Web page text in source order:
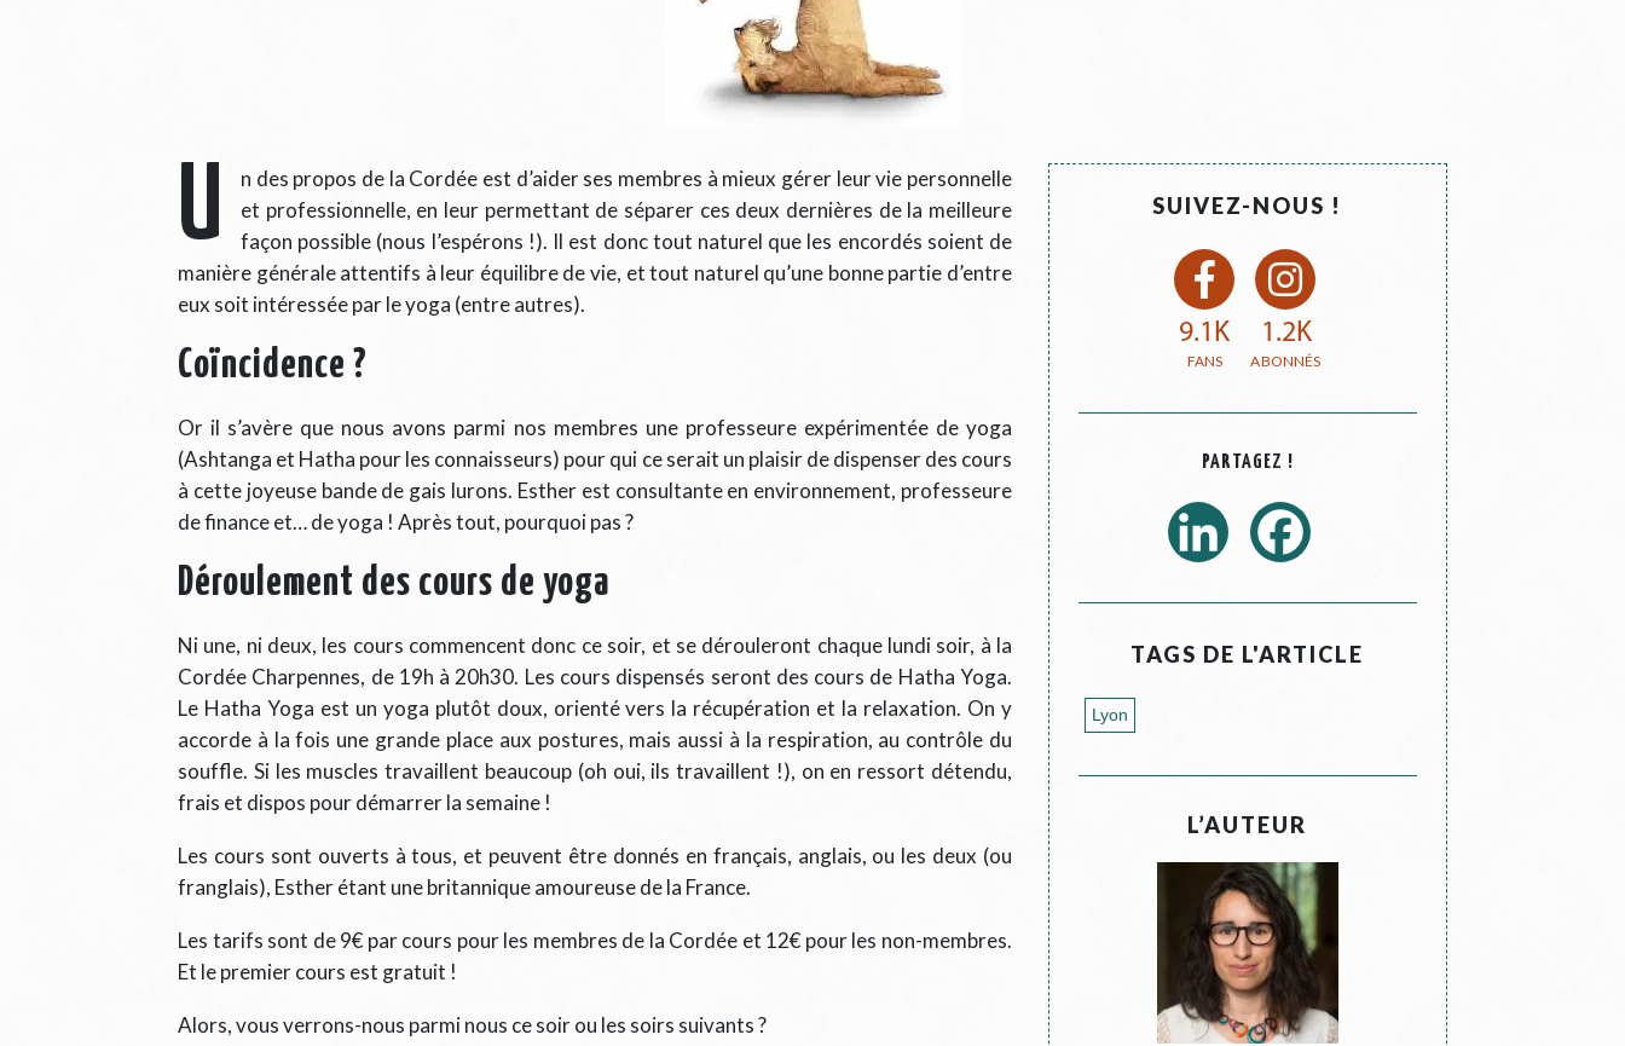
U
n des propos de la Cordée est d’aider ses membres à mieux gérer leur vie personnelle
et professionnelle, en leur permettant de séparer ces deux dernières de la meilleure
façon possible (nous l’espérons !). Il est donc tout naturel que les encordés soient de
manière générale attentifs à leur équilibre de vie, et tout naturel qu’une bonne partie d’entre
eux soit intéressée par le yoga (entre autres).
Coïncidence ?
Or il s’avère que nous avons parmi nos membres une professeure expérimentée de yoga
(Ashtanga et Hatha pour les connaisseurs) pour qui ce serait un plaisir de dispenser des cours
à cette joyeuse bande de gais lurons. Esther est consultante en environnement, professeure
de finance et… de yoga ! Après tout, pourquoi pas ?
Déroulement des cours de yoga
Ni une, ni deux, les cours commencent donc ce soir, et se dérouleront chaque lundi soir, à la
Cordée Charpennes, de 19h à 20h30. Les cours dispensés seront des cours de Hatha Yoga.
Le Hatha Yoga est un yoga plutôt doux, orienté vers la récupération et la relaxation. On y
accorde à la fois une grande place aux postures, mais aussi à la respiration, au contrôle du
souffle. Si les muscles travaillent beaucoup (oh oui, ils travaillent !), on en ressort détendu,
frais et dispos pour démarrer la semaine !
Les cours sont ouverts à tous, et peuvent être donnés en français, anglais, ou les deux (ou
franglais), Esther étant une britannique amoureuse de la France.
Les tarifs sont de 9€ par cours pour les membres de la Cordée et 12€ pour les non-membres.
Et le premier cours est gratuit !
Alors, vous verrons-nous parmi nous ce soir ou les soirs suivants ?
SUIVEZ-NOUS !
9.1K 1.2K
PARTAGEZ !
TAGS DE L'ARTICLE
Lyon
L’AUTEUR